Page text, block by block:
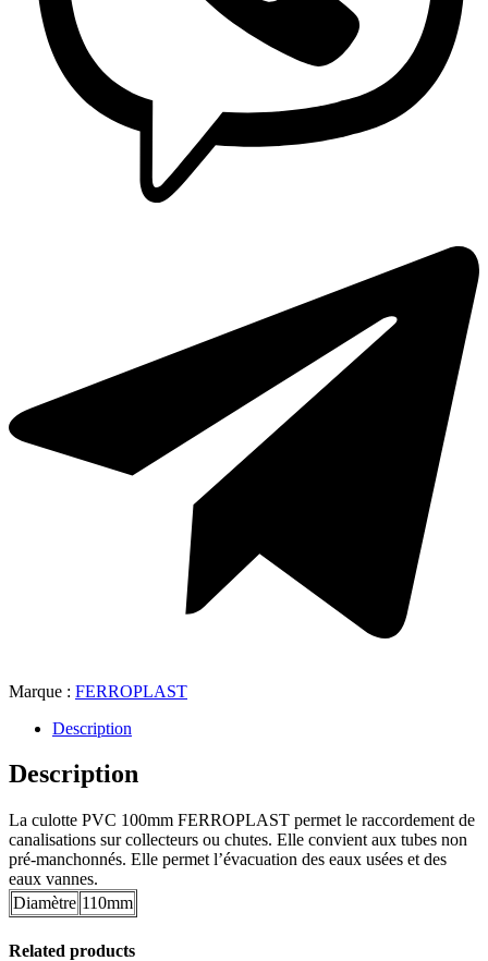
Marque : FERROPLAST
Description
Description
La culotte PVC 100mm FERROPLAST permet le raccordement de
canalisations sur collecteurs ou chutes. Elle convient aux tubes non
pré-manchonnés. Elle permet l’évacuation des eaux usées et des
eaux vannes.
Diamètre 110mm
Related products